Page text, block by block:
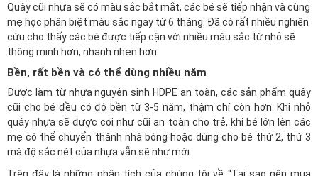
Quây cũi nhựa sẽ có màu sắc bắt mắt, các bé sẽ tiếp nhận và cùng
mẹ học phân biệt màu sắc ngay từ 6 tháng. Đã có rất nhiều nghiên
cứu cho thấy các bé được tiếp cận với nhiều màu sắc từ nhỏ sẽ
thông minh hơn, nhanh nhẹn hơn
Bền, rất bền và có thể dùng nhiều năm
Được làm từ nhựa nguyên sinh HDPE an toàn, các sản phẩm quây
cũi cho bé đều có độ bền từ 3-5 năm, thậm chí còn hơn. Khi nhỏ
quây nhựa sẽ được coi như cũi an toàn cho trẻ, khi bé lớn lên các
mẹ có thể chuyển thành nhà bóng hoặc dùng cho bé thứ 2, thứ 3
mà độ sắc nét của nhựa vẫn sẽ như mới.
Trên đây là những phân tích của chúng tôi về “Tại sao nên mua